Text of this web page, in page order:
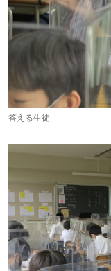
答える生徒